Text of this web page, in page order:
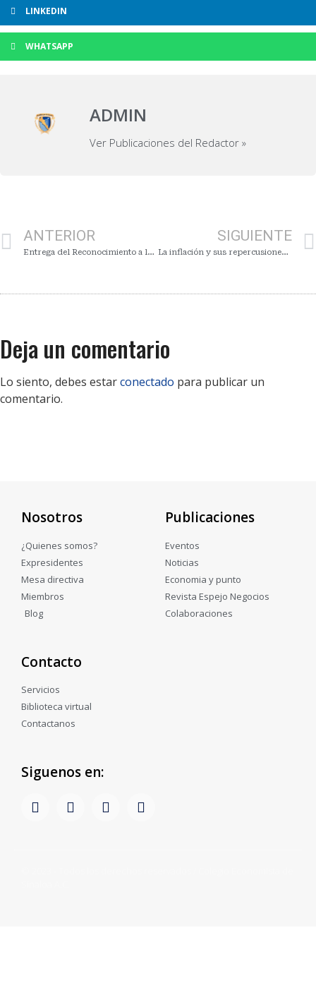
LINKEDIN
WHATSAPP
ADMIN
Ver Publicaciones del Redactor »
ANTERIOR
Entrega del Reconocimiento a la Trayectoria Economista del Año 2023
SIGUIENTE
La inflación y sus repercusiones en el costo de vida 2022-2024
Deja un comentario
Lo siento, debes estarconectado para publicar un
comentario.
Nosotros
¿Quienes somos?
Expresidentes
Mesa directiva
Miembros
Blog
Publicaciones
Eventos
Noticias
Economia y punto
Revista Espejo Negocios
Colaboraciones
Contacto
Servicios
Biblioteca virtual
Contactanos
Siguenos en: